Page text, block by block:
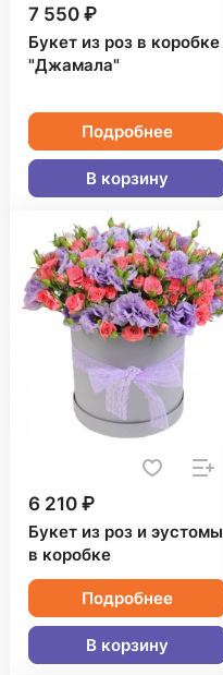
7 550 ₽
Букет из роз в коробке
"Джамала"
Подробнее
В корзину
6 210 ₽
Букет из роз и эустомы
в коробке
Подробнее
В корзину